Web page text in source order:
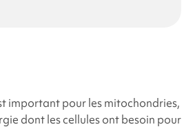
important pour les mitochondries,
dont les cellules ont besoin pour